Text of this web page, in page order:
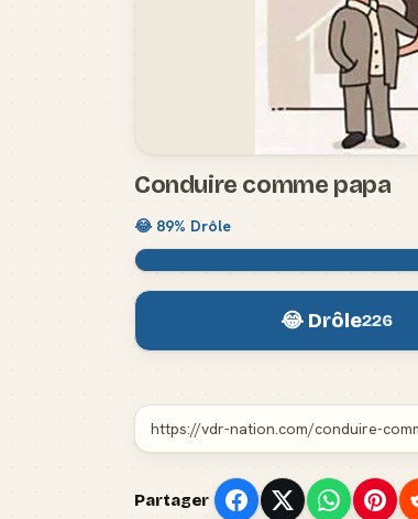
Conduire comme papa
😂 89% Drôle
😂 Drôle226
Partager